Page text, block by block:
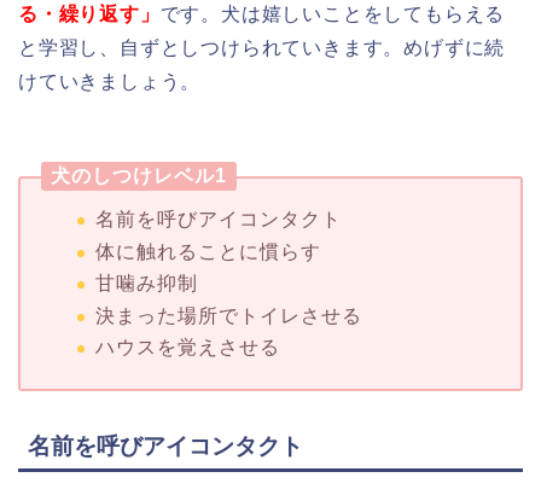
る・繰り返す」 です。犬は嬉しいことをしてもらえる
と学習し、自ずとしつけられていきます。めげずに続
けていきましょう。
犬のしつけレベル1
名前を呼びアイコンタクト
体に触れることに慣らす
甘噛み抑制
決まった場所でトイレさせる
ハウスを覚えさせる
名前を呼びアイコンタクト